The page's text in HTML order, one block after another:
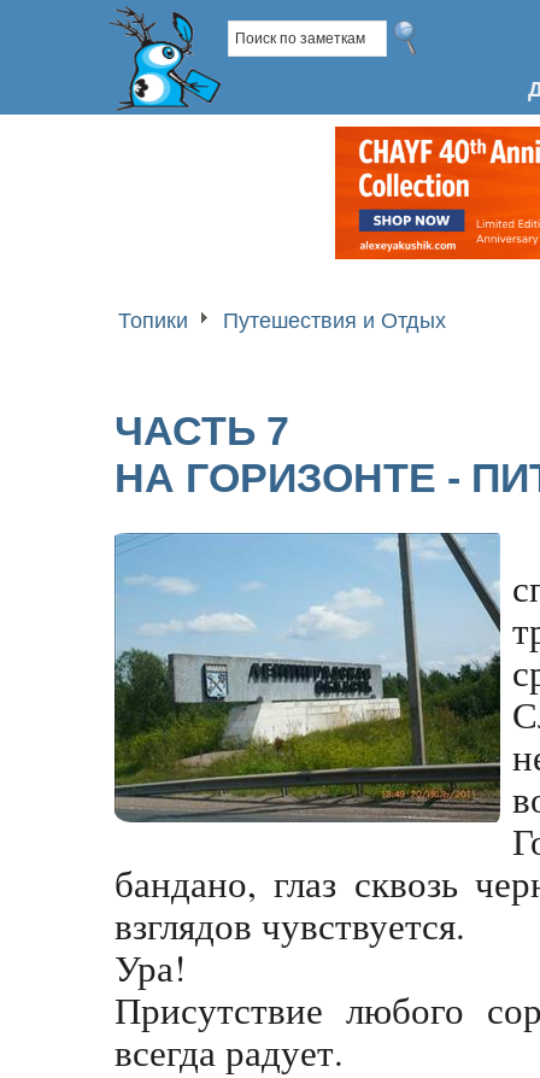
Топики Путешествия и Отдых
ЧАСТЬ 7
НА ГОРИЗОНТЕ -
бандано, глаз сквозь
взглядов чувствуется.
Ура!
Присутствие любого
всегда радует.